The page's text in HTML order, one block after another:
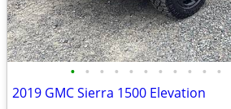
• • • • • • • • • • •
2019 GMC Sierra 1500 Elevation